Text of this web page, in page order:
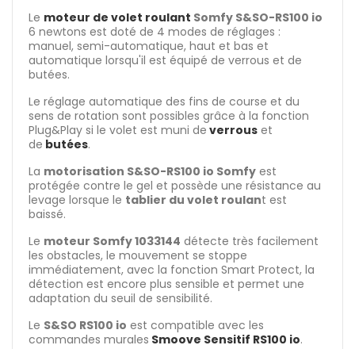
Le moteur de volet roulant Somfy S&SO-RS100 io
6 newtons est doté de 4 modes de réglages :
manuel, semi-automatique, haut et bas et
automatique lorsqu'il est équipé de verrous et de
butées.
Le réglage automatique des fins de course et du
sens de rotation sont possibles grâce à la fonction
Plug&Play si le volet est muni de verrous et
de butées.
La motorisation S&SO-RS100 io Somfy est
protégée contre le gel et possède une résistance au
levage lorsque le tablier du volet roulant est
baissé.
Le moteur Somfy 1033144 détecte très facilement
les obstacles, le mouvement se stoppe
immédiatement, avec la fonction Smart Protect, la
détection est encore plus sensible et permet une
adaptation du seuil de sensibilité.
Le S&SO RS100 io est compatible avec les
commandes murales Smoove Sensitif RS100 io.